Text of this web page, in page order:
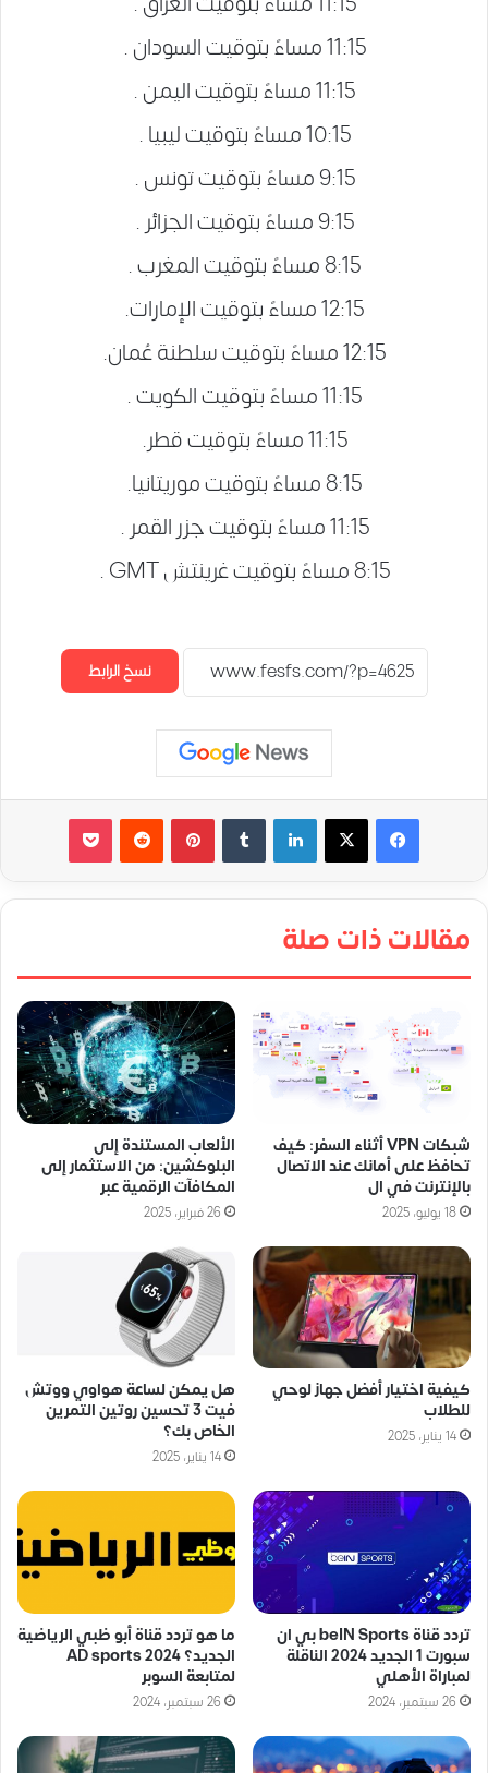
11:15 مساءً بتوقيت السودان .
11:15 مساءً بتوقيت اليمن .
10:15 مساءً بتوقيت ليبيا .
9:15 مساءً بتوقيت تونس .
9:15 مساءً بتوقيت الجزائر .
8:15 مساءً بتوقيت المغرب .
12:15 مساءً بتوقيت الإمارات.
12:15 مساءً بتوقيت سلطنة عُمان.
11:15 مساءً بتوقيت الكويت .
11:15 مساءً بتوقيت قطر.
8:15 مساءً بتوقيت موريتانيا.
11:15 مساءً بتوقيت جزر القمر .
8:15 مساءً بتوقيت غرينتش GMT .
نسخ الرابط
لينكدإن بينتيريست
مقالات ذات صلة
شبكات VPN أثناء السفر: كيف
تحافظ على أمانك عند الاتصال
بالإنترنت في ال
18 يوليو، 2025
الألعاب المستندة إلى
البلوكشين: من الاستثمار إلى
المكافآت الرقمية عبر
26 فبراير، 2025
كيفية اختيار أفضل جهاز لوحي
للطلاب
14 يناير، 2025
هل يمكن لساعة هواوي ووتش
فيت 3 تحسين روتين التمرين
الخاص بك؟
14 يناير، 2025
تردد قناة beIN Sports بي ان
سبورت 1 الجديد 2024 الناقلة
لمباراة الأهلي
26 سبتمبر، 2024
ما هو تردد قناة أبو ظبي الرياضية
الجديد؟ AD sports 2024
لمتابعة السوبر
26 سبتمبر، 2024